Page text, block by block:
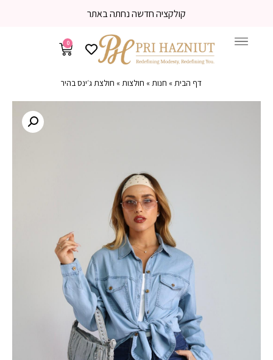
קולקציה חדשה נחתה באתר
0
דף הבית» חנות» חולצות» חולצת ג׳ינס בהיר